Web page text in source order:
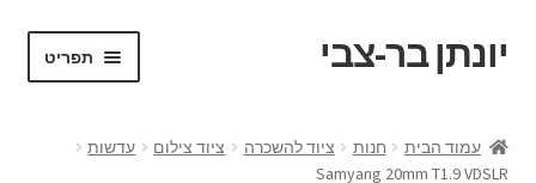
דלג
לניווט
לדלג
לתוכן
יונתן בר-צבי תפריט
Portfolio
עמוד הבית חנות ציוד להשכרה ציוד צילום
עדשות
Samyang 20mm T1.9 VDSLR